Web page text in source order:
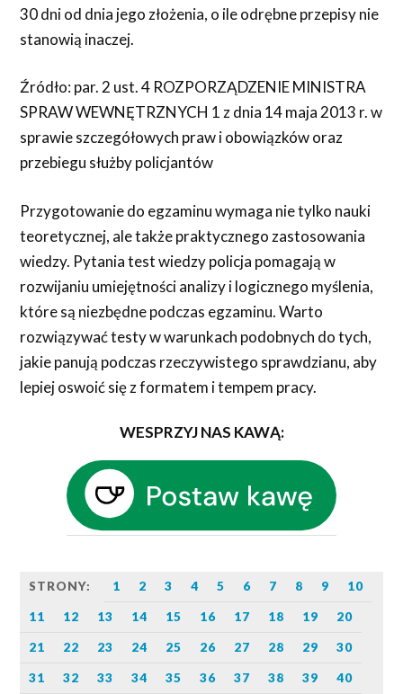
30 dni od dnia jego złożenia, o ile odrębne przepisy nie
stanowią inaczej.
Źródło: par. 2 ust. 4 ROZPORZĄDZENIE MINISTRA
SPRAW WEWNĘTRZNYCH 1 z dnia 14 maja 2013 r. w
sprawie szczegółowych praw i obowiązków oraz
przebiegu służby policjantów
Przygotowanie do egzaminu wymaga nie tylko nauki
teoretycznej, ale także praktycznego zastosowania
wiedzy. Pytania test wiedzy policja pomagają w
rozwijaniu umiejętności analizy i logicznego myślenia,
które są niezbędne podczas egzaminu. Warto
rozwiązywać testy w warunkach podobnych do tych,
jakie panują podczas rzeczywistego sprawdzianu, aby
lepiej oswoić się z formatem i tempem pracy.
WESPRZYJ NAS KAWĄ:
STRONY: 1 2 3 4 5 6 7 8 9 10
11 12 13 14 15 16 17 18 19 20
21 22 23 24 25 26 27 28 29 30
31 32 33 34 35 36 37 38 39 40